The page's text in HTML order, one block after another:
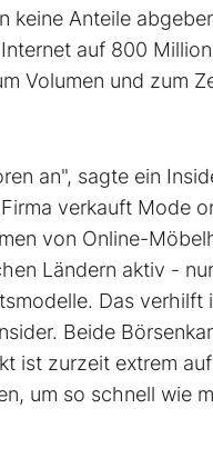
keine Anteile
auf 800
Volumen und zum
an", sagte ein
verkauft Mode
von Online-
Ländern aktiv -
Das verhilft
Beide
ist zurzeit extrem
um so schnell wie